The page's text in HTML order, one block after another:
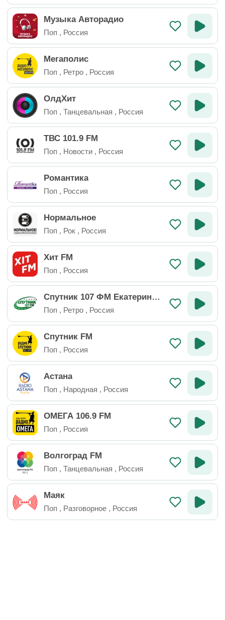
Музыка Авторадио
Поп , Россия
Мегаполис
Поп , Ретро , Россия
ОлдХит
Поп , Танцевальная , Россия
ТВС 101.9 FM
Поп , Новости , Россия
Романтика
Поп , Россия
Нормальное
Поп , Рок , Россия
Хит FM
Поп , Россия
Спутник 107 ФМ Екатеринбу
рг
Поп , Ретро , Россия
Спутник FM
Поп , Россия
Астана
Поп , Народная , Россия
ОМЕГА 106.9 FM
Поп , Россия
Волгоград FM
Поп , Танцевальная , Россия
Маяк
Поп , Разговорное , Россия